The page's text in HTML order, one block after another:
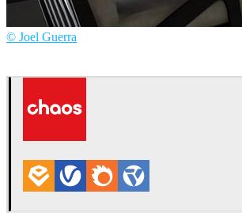
© Joel Guerra